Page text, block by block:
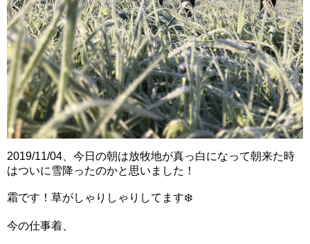
2019/11/04、今日の朝は放牧地が真っ白になって朝来た時
はついに雪降ったのかと思いました！
霜です！草がしゃりしゃりしてます❄️
今の仕事着、